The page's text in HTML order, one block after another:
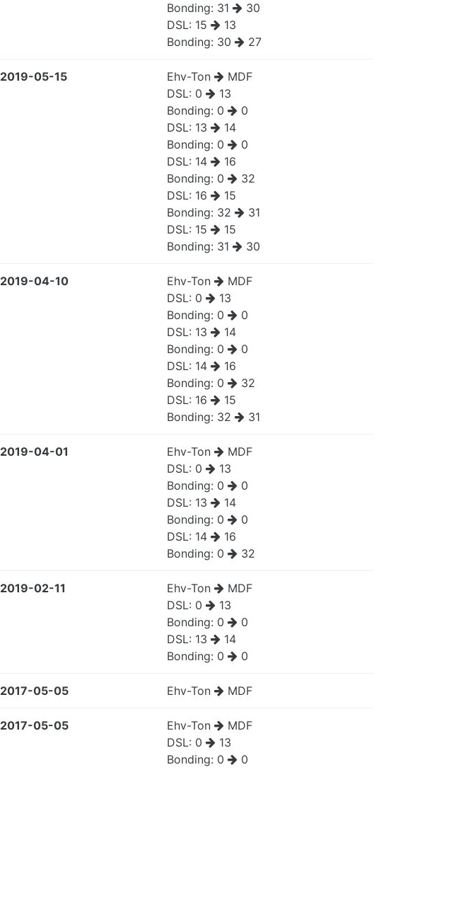
Bonding: 31
30
DSL: 15
13
Bonding: 30 27
2019-05-15 Ehv-Ton
MDF
DSL: 0
13
Bonding: 0
0
DSL: 13
14
Bonding: 0
0
DSL: 14
16
Bonding: 0
32
DSL: 16
15
Bonding: 32
31
DSL: 15
15
Bonding: 31 30
2019-04-10 Ehv-Ton
MDF
DSL: 0
13
Bonding: 0
0
DSL: 13
14
Bonding: 0
0
DSL: 14
16
Bonding: 0
32
DSL: 16
15
Bonding: 32 31
2019-04-01 Ehv-Ton
MDF
DSL: 0
13
Bonding: 0
0
DSL: 13
14
Bonding: 0
0
DSL: 14
16
Bonding: 0 32
2019-02-11 Ehv-Ton
MDF
DSL: 0
13
Bonding: 0
0
DSL: 13
14
Bonding: 0 0
2017-05-05 Ehv-Ton MDF
2017-05-05 Ehv-Ton
MDF
DSL: 0
13
Bonding: 0 0